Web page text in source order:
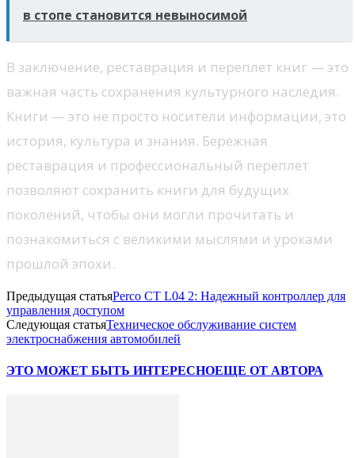
в стопе становится невыносимой
В заключение, реставрация и переплет книг — это
важная часть сохранения культурного наследия.
Книги — это не просто носители информации, это
история, культура и знания. Бережная
реставрация и профессиональный переплет
позволяют сохранить книги для будущих
поколений, чтобы они могли прочитать и
познакомиться с великими мыслями и уроками
прошлой эпохи.
Предыдущая статьяPerco CT L04 2: Надежный контроллер для
управления доступом
Следующая статьяТехническое обслуживание систем
электроснабжения автомобилей
ЭТО МОЖЕТ БЫТЬ ИНТЕРЕСНОЕЩЕ ОТ АВТОРА